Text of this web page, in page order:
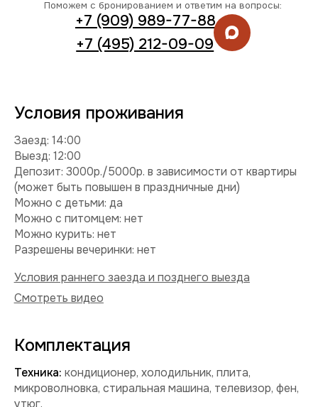
Разрешены вечеринки: нет
микроволновка, стиральная машина, телевизор, фен,
Интернет и ТВ:Wi-Fi, телевидение.
Удобства:балкон, постельное белье, полотенца,
средства гигиены.
Условия раннего заезда и позднего выезда
Смотреть видео